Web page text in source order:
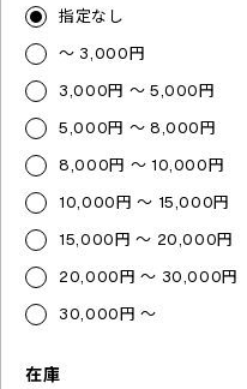
指定なし
～ 3,000円
3,000円 ～ 5,000円
5,000円 ～ 8,000円
8,000円 ～ 10,000円
10,000円 ～ 15,000円
15,000円 ～ 20,000円
20,000円 ～ 30,000円
30,000円 ～
在庫